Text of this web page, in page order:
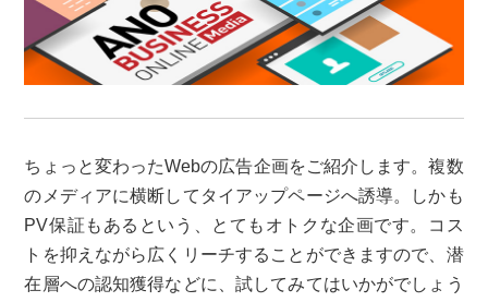
ちょっと変わったWebの広告企画をご紹介します。複数
のメディアに横断してタイアップページへ誘導。しかも
PV保証もあるという、とてもオトクな企画です。コス
トを抑えながら広くリーチすることができますので、潜
在層への認知獲得などに、試してみてはいかがでしょう